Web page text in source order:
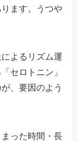
ます。うつや
よるリズム運
セロトニン」
、要因のよう
った時間・長